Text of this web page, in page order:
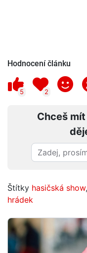
Hodnocení článku
5 2
Chceš
Štítky hasičská show,
hrádek